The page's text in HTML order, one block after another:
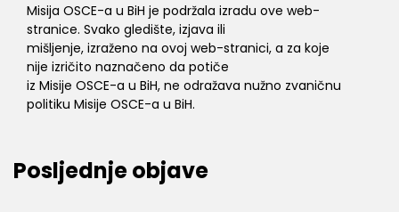
Misija OSCE-a u BiH je podržala izradu ove web-
stranice. Svako gledište, izjava ili
mišljenje, izraženo na ovoj web-stranici, a za koje
nije izričito naznačeno da potiče
iz Misije OSCE-a u BiH, ne odražava nužno zvaničnu
politiku Misije OSCE-a u BiH.
Posljednje objave